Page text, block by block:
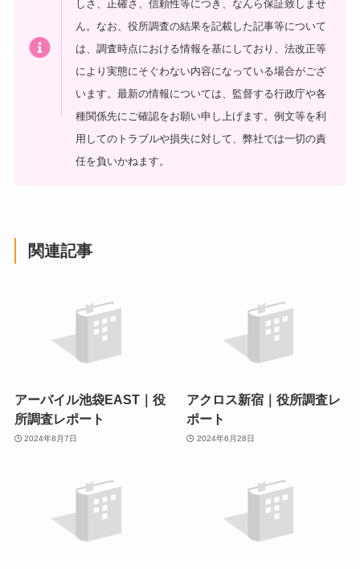
しさ、正確さ、信頼性等につき、なんら保証致しませ
ん。なお、役所調査の結果を記載した記事等について
は、調査時点における情報を基にしており、法改正等
により実態にそぐわない内容になっている場合がござ
います。最新の情報については、監督する行政庁や各
種関係先にご確認をお願い申し上げます。例文等を利
用してのトラブルや損失に対して、弊社では一切の責
任を負いかねます。
関連記事
アーバイル池袋EAST｜役
所調査レポート
2024年8月7日
アクロス新宿｜役所調査レ
ポート
2024年6月28日